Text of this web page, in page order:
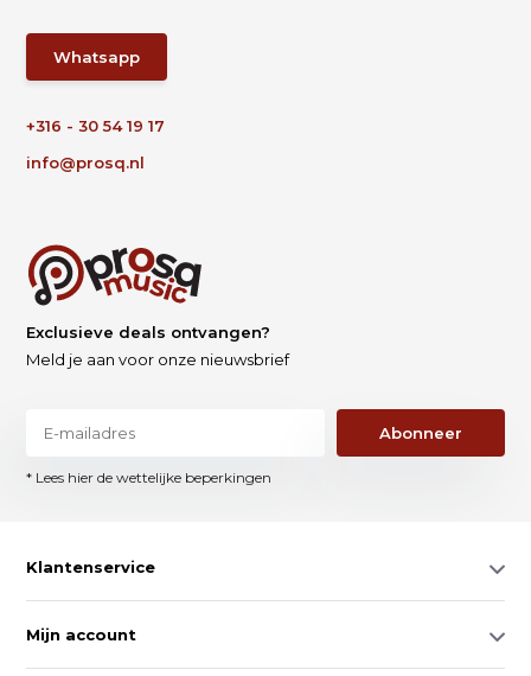
Whatsapp
+316 - 30 54 19 17
info@prosq.nl
Exclusieve deals ontvangen?
Meld je aan voor onze nieuwsbrief
Abonneer
* Lees hier de wettelijke beperkingen
Klantenservice
Mijn account